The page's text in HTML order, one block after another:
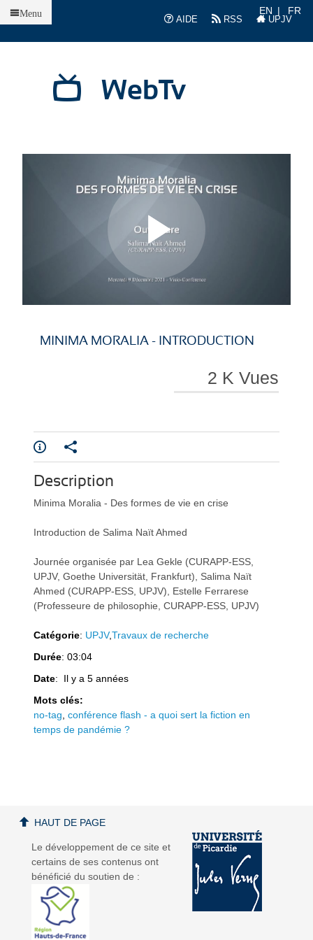
AIDE
RSS UPJV
EN FR
WebTv
Menu
L
i
r
e
l
a
v
L
i
r
e
l
a
v
MINIMA MORALIA - INTRODUCTION
2 K Vues
Description
Minima Moralia - Des formes de vie en crise
Introduction de Salima Naït Ahmed
Journée organisée par Lea Gekle (CURAPP-ESS,
UPJV, Goethe Universität, Frankfurt), Salima Naït
Ahmed (CURAPP-ESS, UPJV), Estelle Ferrarese
(Professeure de philosophie, CURAPP-ESS, UPJV)
Catégorie: UPJV,Travaux de recherche
Durée: 03:04
Date: Il y a 5 années
Mots clés:
no-tag ,conférence flash - a quoi sert la fiction en
temps de pandémie ?
Le développement de ce site et
certains de ses contenus ont
bénéficié du soutien de :
HAUT DE PAGE